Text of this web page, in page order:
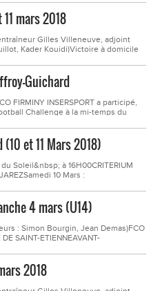
et éducateur ?J’ai joué très
à Saint-Martin-en-Haut dans
mars 2018
Gilles Villeneuve, adjoint
Kader Kouidi)Victoire à domicile
ces deux équipes de haut de
de bien occuper l'espace et
Guichard
FIRMINY INSERSPORT a participé,
Challenge à la mi-temps du
un de leurs rêves : Fouler la
du...
et 11 Mars 2018)
Soleil&nbsp; à 16H00CRITERIUM
10 Mars :
10 Mars : ChampionnatStade du
EST 3 contre OL NORD
du Firmament&nbsp; à...
4 mars (U14)
: Simon Bourgin, Jean Demas)FCO
SAINT-ETIENNEAVANT-
après nos mauvais résultats
que si nous retrouvons nos
2018